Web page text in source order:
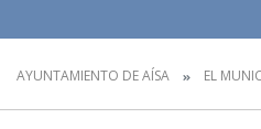
AYUNTAMIENTO DE AÍSA EL